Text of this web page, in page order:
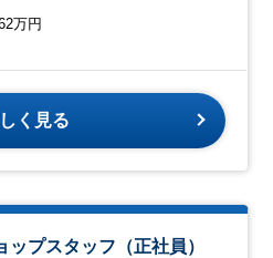
万円
く見る
ップスタッフ（正社員）